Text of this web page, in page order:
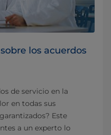
los acuerdos
de servicio en la
en todas sus
Este
a un experto lo